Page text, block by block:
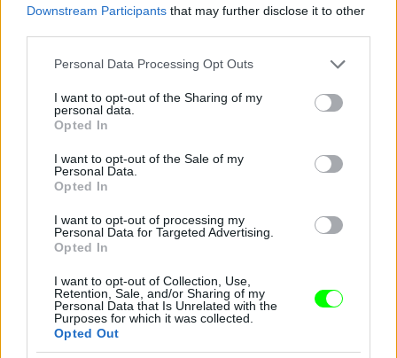
Downstream Participants that may further disclose it to other
Please note that this website/app uses one or more Google
not limited to your visit or usage behaviour. You may click to
grant or deny consent to Google and its third-party tags to
use your data for below specified purposes in below Google
consent section.
Personal Data Processing Opt Outs
I want to opt-out of the Sharing of my
personal data.
Opted In
I want to opt-out of the Sale of my
Personal Data.
Opted In
I want to opt-out of processing my
Personal Data for Targeted Advertising.
Opted In
I want to opt-out of Collection, Use,
Retention, Sale, and/or Sharing of my
Personal Data that Is Unrelated with the
Purposes for which it was collected.
Opted Out
És most ismerjék meg Farkas Ritát, a 48 éves
de azóta sincs senkije egyiküknek sem.
Jön még kép!